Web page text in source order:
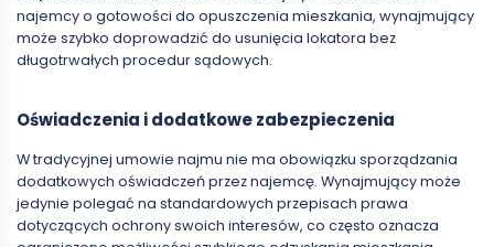
najemcy o gotowości do opuszczenia mieszkania, wynajmujący
może szybko doprowadzić do usunięcia lokatora bez
długotrwałych procedur sądowych.
Oświadczenia i dodatkowe zabezpieczenia
W tradycyjnej umowie najmu nie ma obowiązku sporządzania
dodatkowych oświadczeń przez najemcę. Wynajmujący może
jedynie polegać na standardowych przepisach prawa
dotyczących ochrony swoich interesów, co często oznacza